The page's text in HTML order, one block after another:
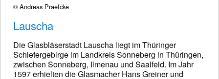
© Andreas Praefcke
Lauscha
Die Glasbläserstadt Lauscha liegt im Thüringer
Schiefergebirge im Landkreis Sonneberg in Thüringen,
zwischen Sonneberg, Ilmenau und Saalfeld. Im Jahr
1597 erhielten die Glasmacher Hans Greiner und